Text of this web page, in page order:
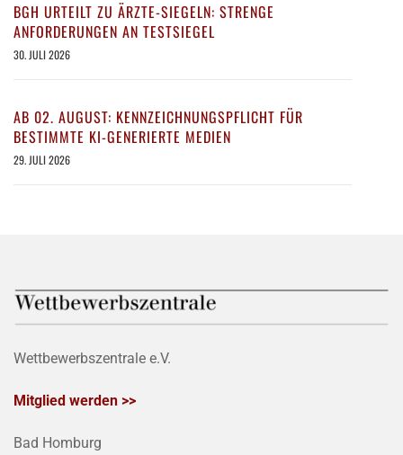
BGH URTEILT ZU ÄRZTE-SIEGELN: STRENGE
ANFORDERUNGEN AN TESTSIEGEL
30. JULI 2026
AB 02. AUGUST: KENNZEICHNUNGSPFLICHT FÜR
BESTIMMTE KI-GENERIERTE MEDIEN
29. JULI 2026
Wettbewerbszentrale e.V.
Mitglied werden >>
Bad Homburg